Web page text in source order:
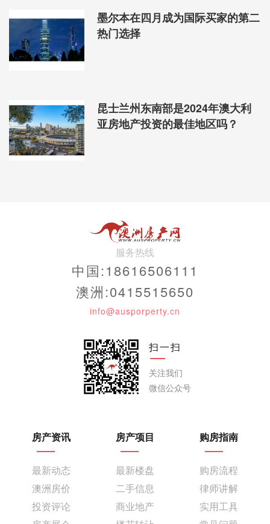
墨尔本在四月成为国际买家的第二
热门选择
昆士兰州东南部是2024年澳大利
亚房地产投资的最佳地区吗？
服务热线
中国:18616506111
澳洲:0415515650
info@ausporperty.cn
扫一扫
关注我们
微信公众号
房产资讯
最新动态
澳洲房价
投资评论
房产项目
最新楼盘
二手信息
商业地产
购房指南
购房流程
律师讲解
实用工具